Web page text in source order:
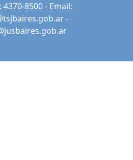
8500 - Email:
-